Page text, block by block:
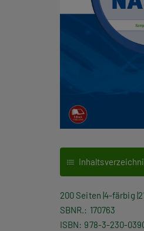
200 Seiten 4-färbig
SBNR.
170763
ISBN
978-3-230-